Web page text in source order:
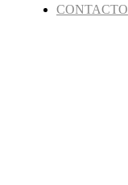
CONTACTO